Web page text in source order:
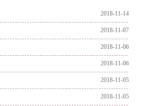
2018-11-14
2018-11-07
2018-11-06
2018-11-06
2018-11-05
2018-11-05